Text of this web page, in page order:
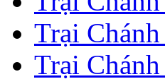
Trại
Trại